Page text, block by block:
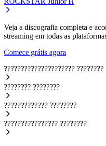
Veja a discografia completa e
streaming em todas as
Comece grátis agora
????????????????????? ????????
???????? ????????
????????????? ????????
???????????????? ????????